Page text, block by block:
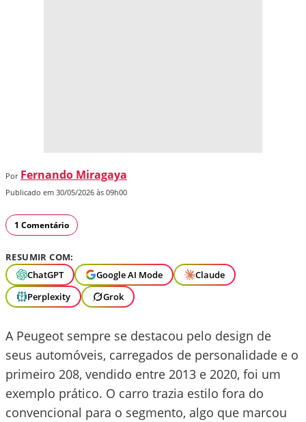
Por Fernando Miragaya
Publicado em 30/05/2026 às 09h00
1 Comentário
RESUMIR COM:
ChatGPT
Google AI Mode
Claude
Perplexity
Grok
A Peugeot sempre se destacou pelo design de
seus automóveis, carregados de personalidade e o
primeiro 208, vendido entre 2013 e 2020, foi um
exemplo prático. O carro trazia estilo fora do
convencional para o segmento, algo que marcou